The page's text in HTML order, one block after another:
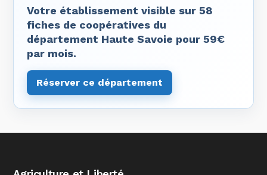
Votre établissement visible sur 58
fiches de coopératives du
département Haute Savoie pour 59€
par mois.
Réserver ce département